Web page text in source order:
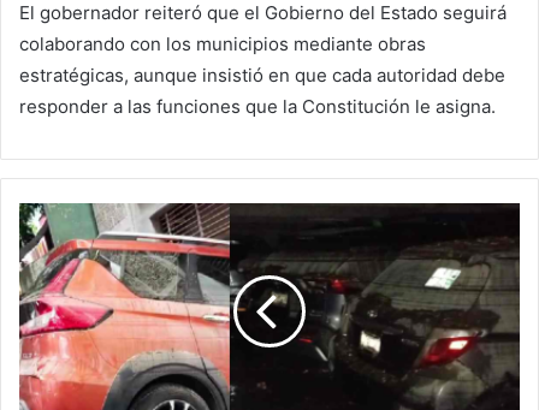
El gobernador reiteró que el Gobierno del Estado seguirá
colaborando con los municipios mediante obras
estratégicas, aunque insistió en que cada autoridad debe
responder a las funciones que la Constitución le asigna.